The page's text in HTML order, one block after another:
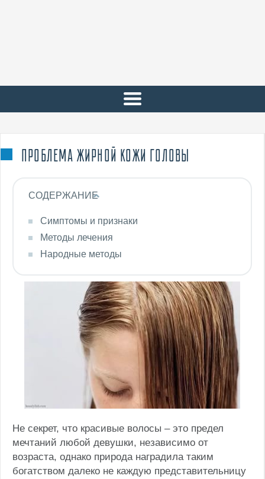
ПРОБЛЕМА ЖИРНОЙ КОЖИ ГОЛОВЫ
СОДЕРЖАНИЕ
Симптомы и признаки
Методы лечения
Народные методы
Не секрет, что красивые волосы – это предел
мечтаний любой девушки, независимо от
возраста, однако природа наградила таким
богатством далеко не каждую представительницу